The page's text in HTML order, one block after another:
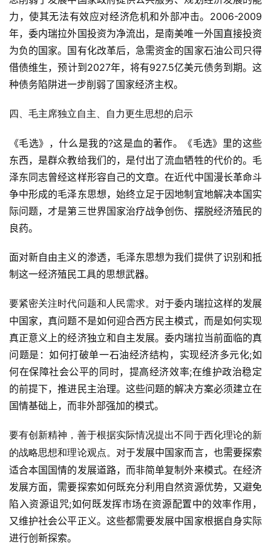
文
章
分
类
题
表
快
讯
更
多
页
面
力，使其无法有效应对经济危机和外部冲击。2006-2009
年，委内瑞拉外国投资为净流出，是南美唯一外国直接投资
为负的国家。国有化改革后，急需资金的国家石油公司只得
借债维生，预计到2027年，将有927.5亿美元债务到期。这
种债务陷阱进一步削弱了国家经济主权。
四、毛主席独立自主、自力更生思想的启示
《毛选》，什么是我的?这是血的著作。《毛选》里的这些
东西，是群众教给我们的，是付出了流血牺牲的代价的。毛
泽东同志曾经这样形容自己的文章。在近代中国漫长革命斗
争中形成的毛泽东思想，始终立足于因地制宜地解决本国实
际问题，才是第三世界国家治疗战争创伤、摆脱经济殖民的
良药。
面对新自由主义的渗透，毛泽东思想为我们提供了识别和抵
制这一经济殖民工具的思想武器。
要紧密关注时代问题和人民需求。 对于委内瑞拉这样的发展
中国家，真问题不是如何迎合西方民主模式，而是如何实现
真正意义上的经济独立和自主发展。委内瑞拉当前面临的真
问题是：如何打破单一石油经济结构，实现经济多元化;如
何在保障社会公平的同时，提高经济效率;在维护政治稳定
的前提下，推进民主治理。这些问题的解决方案必须建立在
国情基础上，而非外部强加的模式。
要有创新精神，善于根据实际情况提出不同于西化理论的新
的战略思想和理论观点。 对于发展中国家而言，也需要探索
适合本国国情的发展道路，而非简单复制外来模式。在经济
发展方面，需要探索如何既充分利用自然资源优势，又避免
陷入资源诅咒;如何既发挥市场在资源配置中的效率作用，
又维护社会公平正义。这些都需要发展中国家根据自身实际
进行创新探索。